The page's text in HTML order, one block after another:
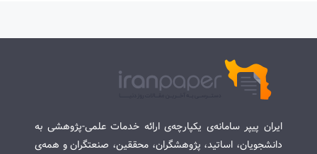
ایران پیپر سامانه‌ی یکپارچه‌ی ارائه خدمات علمی-پژوهشی به
دانشجویان، اساتید، پژوهشگران، محققین، صنعتگران و همه‌ی